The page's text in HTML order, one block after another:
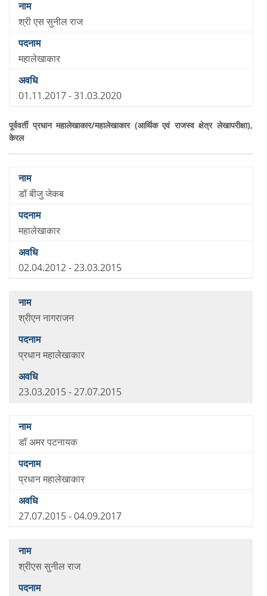
श्री एस सुनील राज
महालेखाकार
01.11.2017 - 31.03.2020
पूर्ववर्ती प्रधान महालेखाकार/महालेखाकार (आर्थिक एवं राजस्व क्षेत्र लेखापरीक्षा),
केरल
डॉ बीजु जेकब
महालेखाकार
02.04.2012 - 23.03.2015
श्रीएन नागराजन
प्रधान महालेखाकार
23.03.2015 - 27.07.2015
डॉ अमर पटनायक
प्रधान महालेखाकार
27.07.2015 - 04.09.2017
श्रीएस सुनील राज